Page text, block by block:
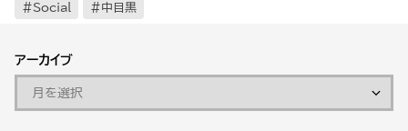
Social 中目黒
アーカイブ